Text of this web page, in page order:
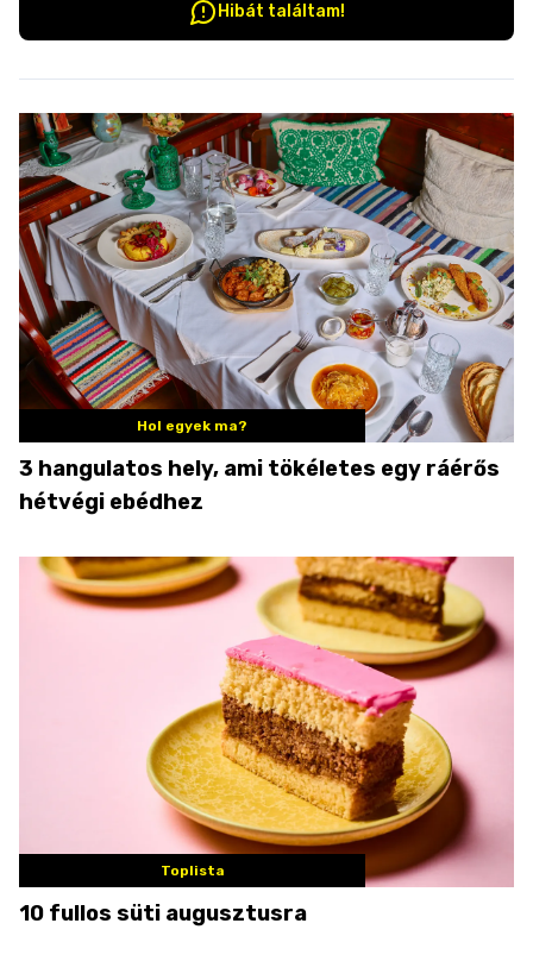
Hibát találtam!
Hol egyek ma?
3 hangulatos hely, ami tökéletes egy ráérős
hétvégi ebédhez
Toplista
10 fullos süti augusztusra